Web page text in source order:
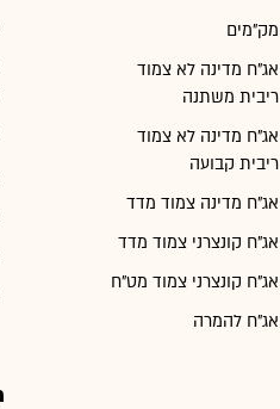
מק"מים
אג"ח מדינה לא צמוד
ריבית משתנה
אג"ח מדינה לא צמוד
ריבית קבועה
אג"ח מדינה צמוד מדד
אג"ח קונצרני צמוד מדד
אג"ח קונצרני צמוד מט"ח
אג"ח להמרה